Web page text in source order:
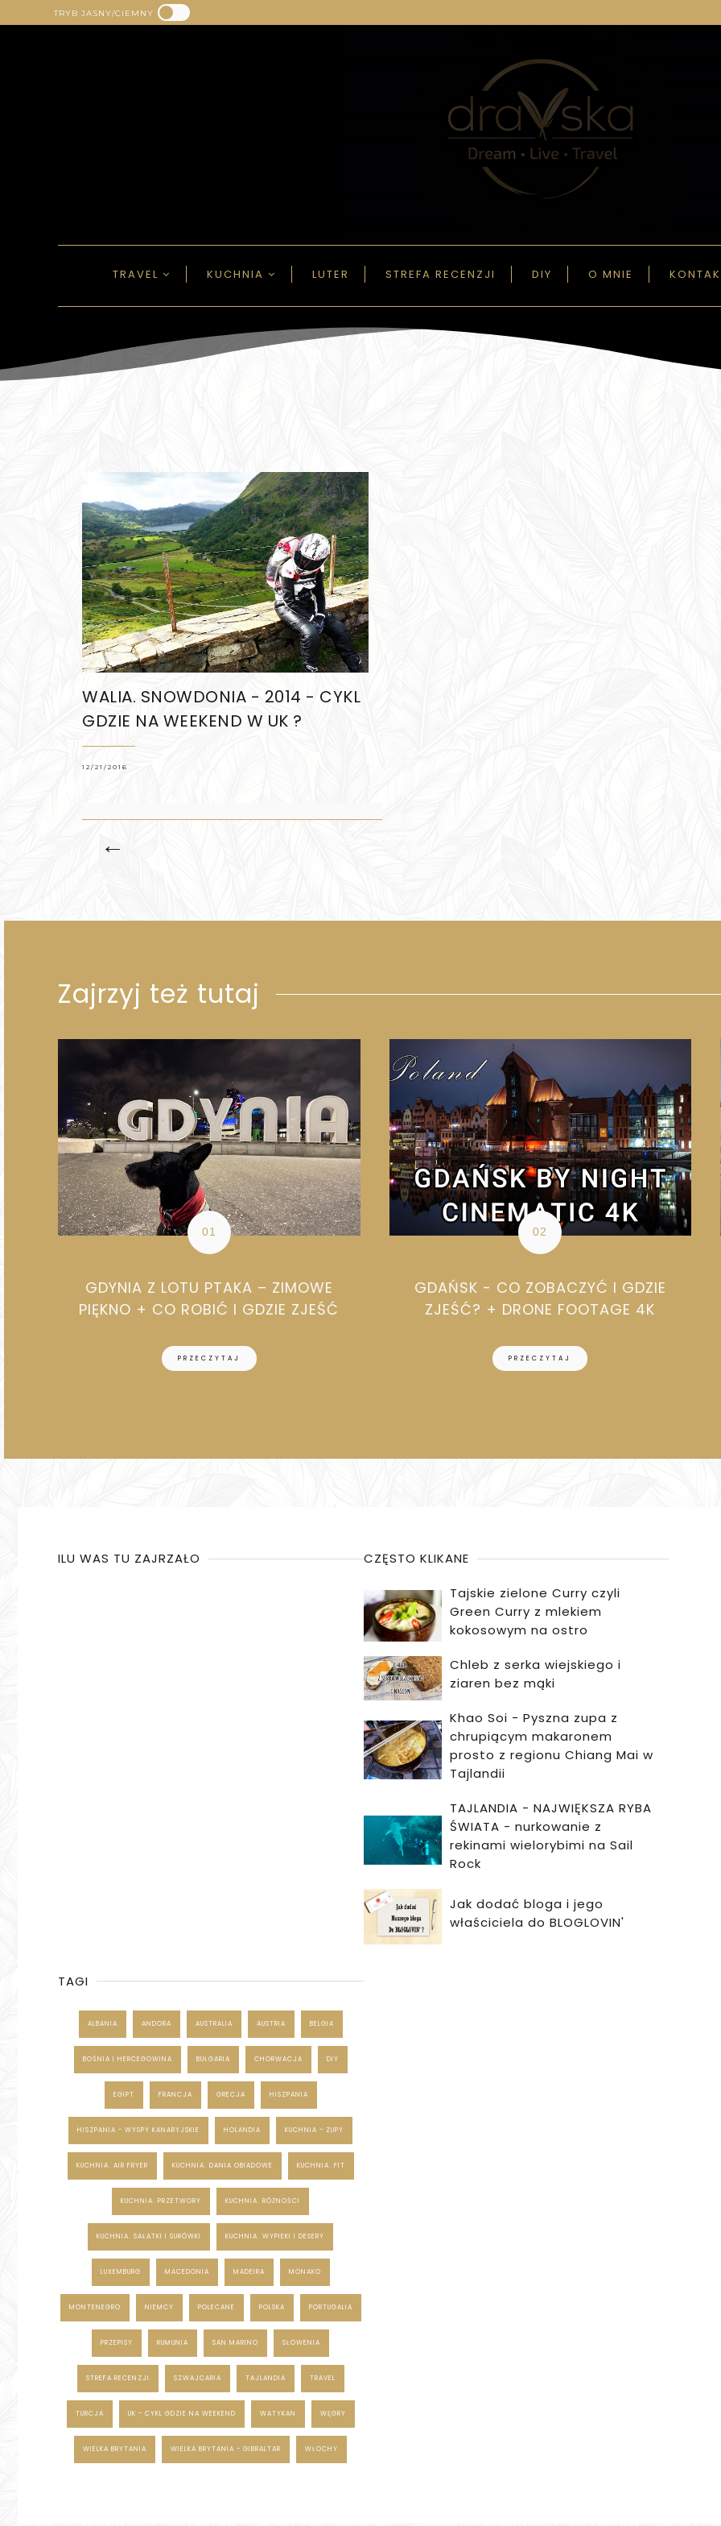
TRYB JASNY/CIEMNY
TRAVEL KUCHNIA LUTER STREFA RECENZJI DIY O MNIE
WALIA. SNOWDONIA - 2014 - CYKL
GDZIE NA WEEKEND W UK ?
12/21/2016
←
Zajrzyj też tutaj
GDYNIA Z LOTU PTAKA – ZIMOWE
PIĘKNO + CO ROBIĆ I GDZIE ZJEŚĆ
PRZECZYTAJ
GDAŃSK - CO ZOBACZYĆ I GDZIE
ZJEŚĆ? + DRONE FOOTAGE 4K
PRZECZYTAJ
ILU WAS TU ZAJRZAŁO CZĘSTO KLIKANE
Tajskie zielone Curry czyli
Green Curry z mlekiem
kokosowym na ostro
Chleb z serka wiejskiego i
ziaren bez mąki
Khao Soi - Pyszna zupa z
chrupiącym makaronem
prosto z regionu Chiang Mai w
Tajlandii
TAJLANDIA - NAJWIĘKSZA RYBA
ŚWIATA - nurkowanie z
rekinami wielorybimi na Sail
Rock
Jak dodać bloga i jego
właściciela do BLOGLOVIN'
TAGI
ALBANIA ANDORA AUSTRALIA AUSTRIA BELGIA
BOŚNIA I HERCEGOWINA BUŁGARIA CHORWACJA DIY
EGIPT FRANCJA GRECJA HISZPANIA
HISZPANIA - WYSPY KANARYJSKIE HOLANDIA KUCHNIA - ZUPY
KUCHNIA. AIR FRYER KUCHNIA. DANIA OBIADOWE KUCHNIA. FIT
KUCHNIA. PRZETWORY KUCHNIA. RÓŻNOŚCI
KUCHNIA. SAŁATKI I SURÓWKI KUCHNIA. WYPIEKI I DESERY
LUXEMBURG MACEDONIA MADEIRA MONAKO
MONTENEGRO NIEMCY POLECANE POLSKA PORTUGALIA
PRZEPISY RUMUNIA SAN MARINO SŁOWENIA
STREFA RECENZJI SZWAJCARIA TAJLANDIA TRAVEL
TURCJA UK - CYKL GDZIE NA WEEKEND WATYKAN WĘGRY
WIELKA BRYTANIA WIELKA BRYTANIA - GIBRALTAR WŁOCHY